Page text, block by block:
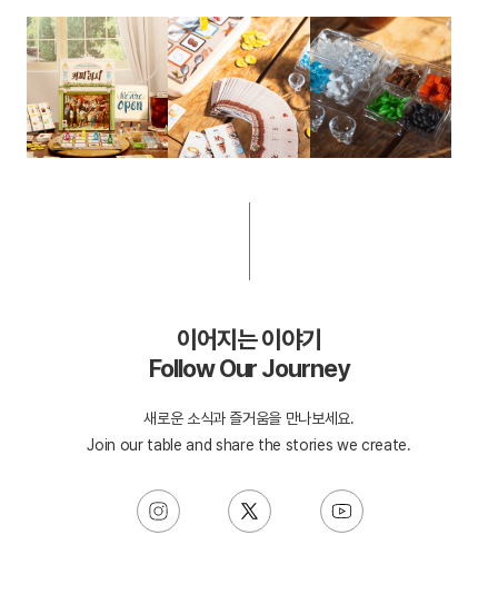
이어지는 이야기
Follow Our Journey
새로운 소식과 즐거움을 만나보세요.
Join our table and share the stories we create.